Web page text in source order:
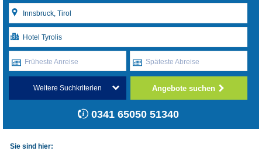
Früheste Anreise Späteste Abreise
Weitere Suchkriterien Angebote suchen
0341 65050 51340
Sie sind hier: